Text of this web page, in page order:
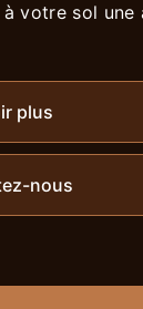
votre sol
plus
nous